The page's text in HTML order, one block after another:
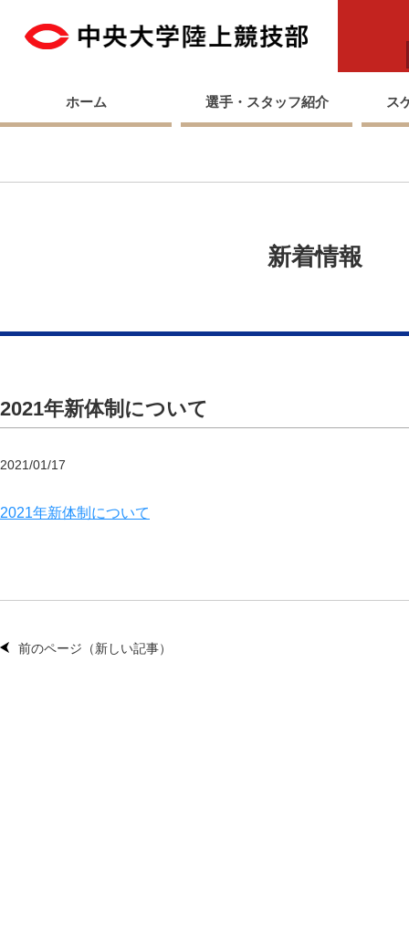
ホーム 選手・スタッフ紹介 ス
新着情報
2021年新体制について
2021/01/17
2021年新体制について
前のページ（新しい記事）